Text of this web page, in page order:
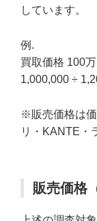
しています。
例.
買取価格 100
1,000,000 ÷
※販売価格は
リ・KANTE・
販売価格